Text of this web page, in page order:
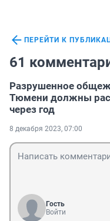
ПЕРЕЙТИ К
61
Разрушенное
Тюмени должны
через год
8 декабря 2023, 07:00
Гость
Войти